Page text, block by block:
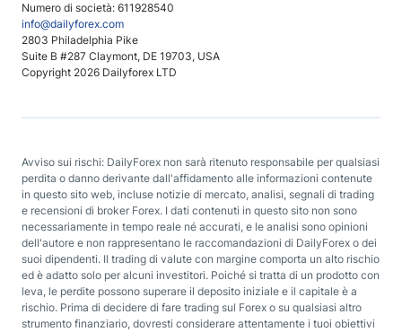
Numero di società: 611928540
info@dailyforex.com
2803 Philadelphia Pike
Suite B #287 Claymont, DE 19703, USA
Copyright 2026 Dailyforex LTD
Avviso sui rischi: DailyForex non sarà ritenuto responsabile per qualsiasi
perdita o danno derivante dall'affidamento alle informazioni contenute
in questo sito web, incluse notizie di mercato, analisi, segnali di trading
e recensioni di broker Forex. I dati contenuti in questo sito non sono
necessariamente in tempo reale né accurati, e le analisi sono opinioni
dell'autore e non rappresentano le raccomandazioni di DailyForex o dei
suoi dipendenti. Il trading di valute con margine comporta un alto rischio
ed è adatto solo per alcuni investitori. Poiché si tratta di un prodotto con
leva, le perdite possono superare il deposito iniziale e il capitale è a
rischio. Prima di decidere di fare trading sul Forex o su qualsiasi altro
strumento finanziario, dovresti considerare attentamente i tuoi obiettivi